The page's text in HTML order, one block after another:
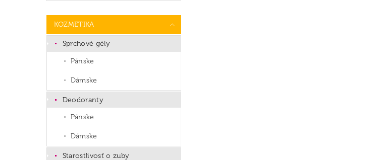
KOZMETIKA
Sprchové gély
Pánske
Dámske
Deodoranty
Pánske
Dámske
Starostlivosť o zuby